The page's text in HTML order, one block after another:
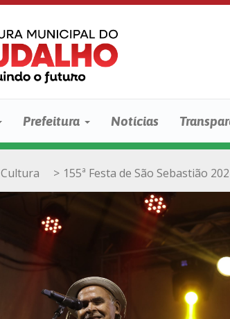
Prefeitura Notícias
Cultura > 155ª Festa de São Sebastião